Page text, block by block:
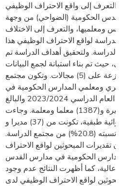
التعرف إلى واقع الاحتراف الوظيفي
الحكومية (الضواحي) من وجهة
ومعلميها، والتعرف إلى الاختلاف
الدراسة لواقع الاحتراف الوظيفي هذا
الدراسة. ولتحقيق أهداف الدراسة تم
حيث تم بناء استبانة لجمع البيانات
تكونت من (45) فقرة موزعة على (5) مجالات. وتكون مجتمع
ومعلمي المدارس الحكومية في
القدس (الضواحي) خلال العام الدراسي 2023/2024 والبالغ
عددهم (76) مديرا ومديرة و(1387) معلما ومعلمة. وجاءت
عينة الدراسة عينة عشوائية طبقية، تكونت من (37) مديرا و
(268) معلما؛ عما نسبته (20.8%) من مجتمع الدراسة.
تقديرات المبحوثين لواقع الاحتراف
الحكومية في مدارس القدس
كما أظهرت النتائج عدم وجود
لواقع الاحتراف الوظيفي لدى